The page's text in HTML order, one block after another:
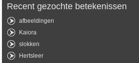
Recent gezochte betekenissen
afbeeldingen
Kaiora
slokken
Hertsleer